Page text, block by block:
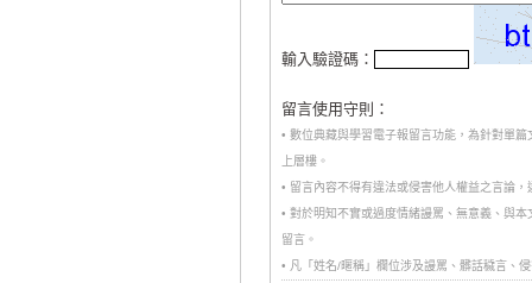
輸入驗證碼：
留言使用守則：
• 數位典藏與學習電子報留言功能，為針對單
上層樓。
• 留言內容不得有違法或侵害他人權益之言論
• 對於明知不實或過度情緒謾罵、無意義、與
留言。
• 凡「姓名/暱稱」欄位涉及謾罵、髒話穢言、